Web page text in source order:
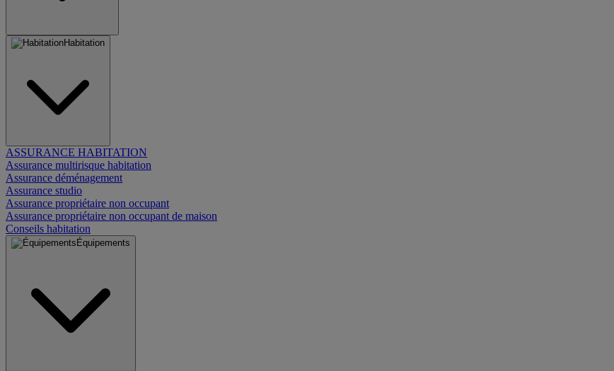
Habitation
ASSURANCE HABITATION
Assurance multirisque habitation
Assurance déménagement
Assurance studio
Assurance propriétaire non occupant
Assurance propriétaire non occupant de maison
Conseils habitation
Équipements